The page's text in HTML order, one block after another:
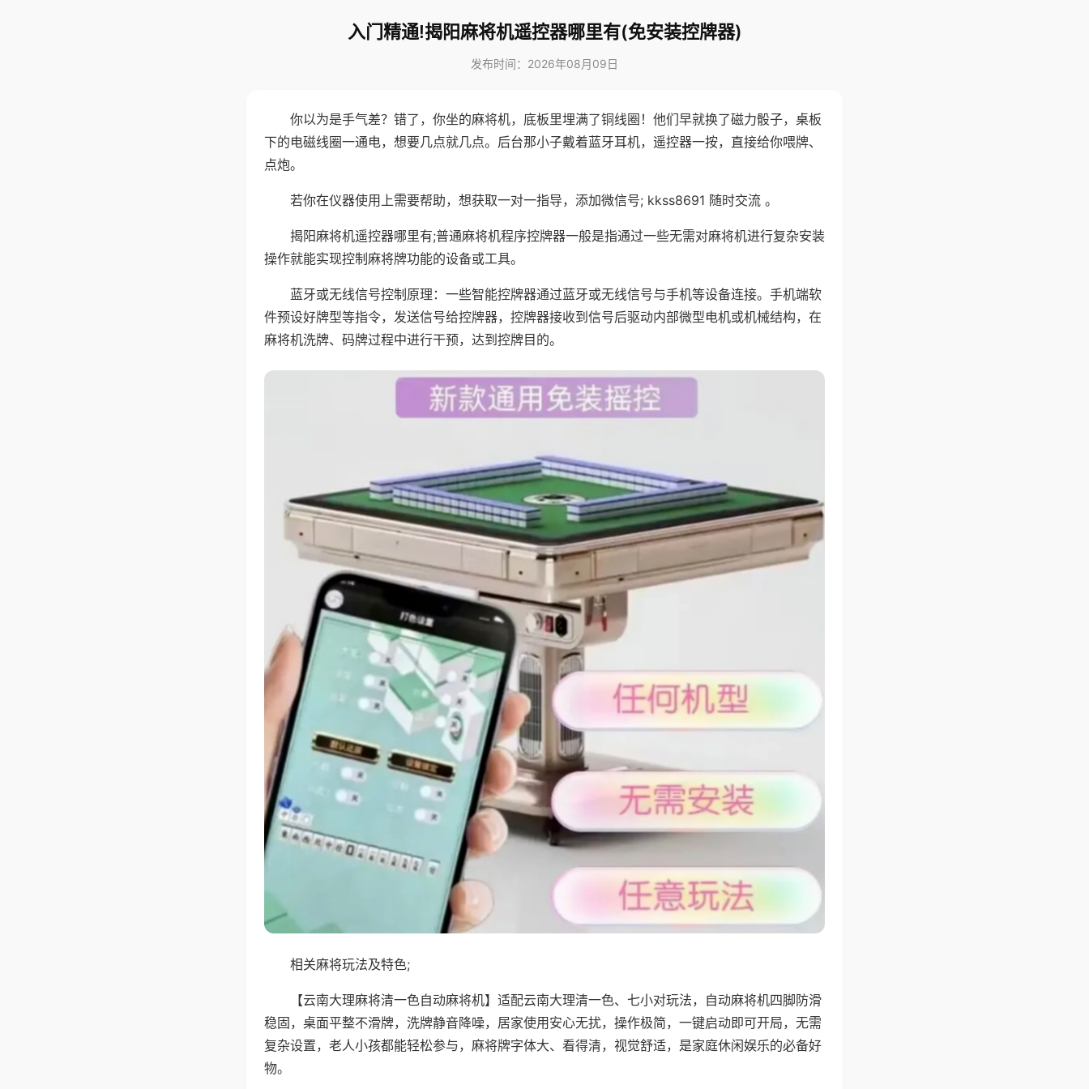
入门精通!揭阳麻将机遥控器哪里有(免安装控牌器)
发布时间：2026年08月09日
你以为是手气差？错了，你坐的麻将机，底板里埋满了铜线圈！他们早就换了磁力骰子，桌板
下的电磁线圈一通电，想要几点就几点。后台那小子戴着蓝牙耳机，遥控器一按，直接给你喂牌、
点炮。
若你在仪器使用上需要帮助，想获取一对一指导，添加微信号; kkss8691 随时交流 。
揭阳麻将机遥控器哪里有;普通麻将机程序控牌器一般是指通过一些无需对麻将机进行复杂安装
操作就能实现控制麻将牌功能的设备或工具。
蓝牙或无线信号控制原理：一些智能控牌器通过蓝牙或无线信号与手机等设备连接。手机端软
件预设好牌型等指令，发送信号给控牌器，控牌器接收到信号后驱动内部微型电机或机械结构，在
麻将机洗牌、码牌过程中进行干预，达到控牌目的。
相关麻将玩法及特色;
【云南大理麻将清一色自动麻将机】适配云南大理清一色、七小对玩法，自动麻将机四脚防滑
稳固，桌面平整不滑牌，洗牌静音降噪，居家使用安心无扰，操作极简，一键启动即可开局，无需
复杂设置，老人小孩都能轻松参与，麻将牌字体大、看得清，视觉舒适，是家庭休闲娱乐的必备好
物。